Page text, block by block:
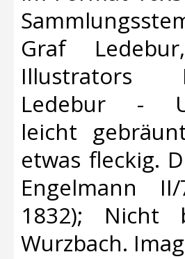
Graf
Illustrators
Ledebur -
leicht
etwas fleckig.
Engelmann
1832); Nicht
Wurzbach.